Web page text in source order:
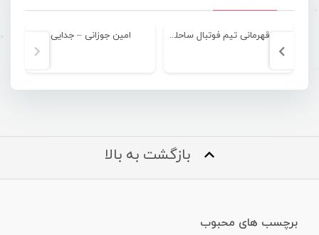
نایب قهرمانی تیم فوتبال ساحلی بانوان شهرداری بندرعباس امین جوزانی – جدایی
بازگشت به بالا
برچسب های محبوب